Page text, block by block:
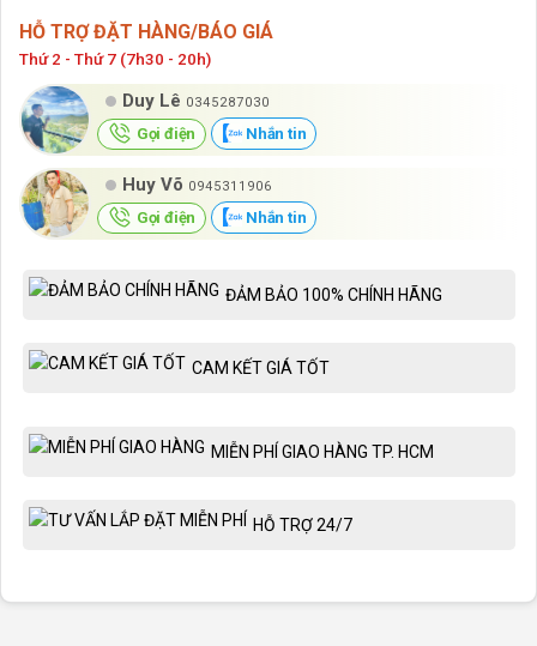
HỖ TRỢ ĐẶT HÀNG/BÁO GIÁ
Thứ 2 - Thứ 7 (7h30 - 20h)
Duy Lê 0345287030
Gọi điện Nhắn tin
Huy Võ 0945311906
Gọi điện Nhắn tin
ĐẢM BẢO 100% CHÍNH HÃNG
CAM KẾT GIÁ TỐT
MIỄN PHÍ GIAO HÀNG TP. HCM
HỖ TRỢ 24/7